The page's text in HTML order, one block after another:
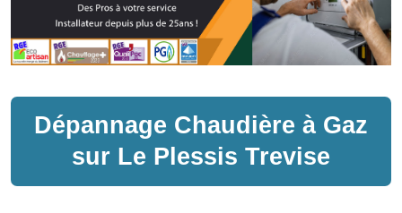
Dépannage Chaudière à Gaz
sur Le Plessis Trevise